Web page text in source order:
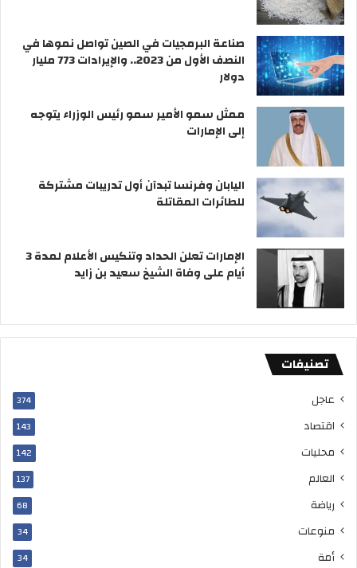
صناعة البرمجيات في الصين تواصل نموها في
النصف الأول من 2023.. والإيرادات 773 مليار
دولار
ممثل سمو الأمير سمو رئيس الوزراء يتوجه
إلى الإمارات
اليابان وفرنسا تبدآن أول تدريبات مشتركة
للطائرات المقاتلة
الإمارات تعلن الحداد وتنكيس الأعلام لمدة 3
أيام على وفاة الشيخ سعيد بن زايد
تصنيفات
عاجل 374
اقتصاد 143
محليات 142
العالم 137
رياضة 68
منوعات 34
أمة 34